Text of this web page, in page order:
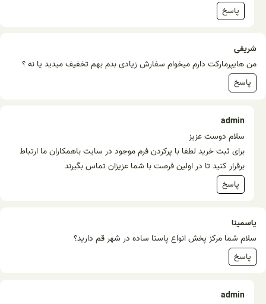
پاسخ
شریفی
من هایپرمارکت دارم میخوام سفارش زیادی بدم بهم تخفیف میدید یا نه ؟
پاسخ
admin
سلام دوست عزیز
برای ثبت خرید لطفا با پرکردن فرم موجود در سایت باهمکاران ما ارتباط
برقرار کنید تا در اولین فرصت با شما عزیزان تماس بگیرند
پاسخ
یاسمینا
سلام شما مرکز پخش انواع پاستا ساده در شهر قم دارید؟
پاسخ
admin